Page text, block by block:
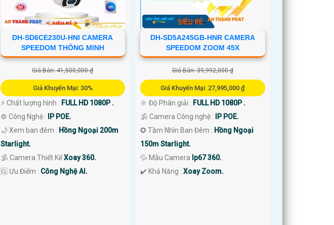
DH-SD6CE230U-HNI CAMERA
SPEEDOM THÔNG MINH
Giá Bán: 41,500,000 ₫
Giá Khuyến Mại: 30%
️⚡ Chất lượng hình : FULL HD 1080P .
⚙ Công Nghệ :
IP POE.
🌙 Xem ban đêm : Hồng Ngoại 200m
Starlight.
🕉️ Camera Thiết KếXoay 360.
️🆑 Ưu Điểm : Công Nghệ AI.
DH-SD5A245GB-HNR CAMERA
SPEEDOM ZOOM 45X
Giá Bán: 39,992,000 ₫
Giá Khuyến Mại: 27,995,000 ₫
🔆 Độ Phân giải : FULL HD 1080P .
🕉️ Camera Công nghệ :
IP POE.
✪ Tầm Nhìn Ban Đêm : Hồng Ngoại
150m Starlight.
💦 Mẫu Camera Ip67 360.
️✔️ Khả Năng :Xoay Zoom.